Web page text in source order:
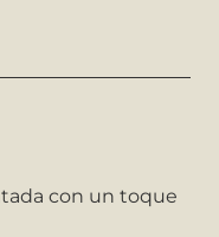
con un toque